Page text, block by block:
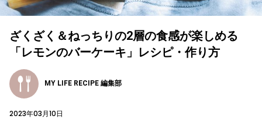
ざくざく＆ねっちりの2層の食感が楽しめる
「レモンのバーケーキ」レシピ・作り方
MY LIFE RECIPE 編集部
2023年03月10日